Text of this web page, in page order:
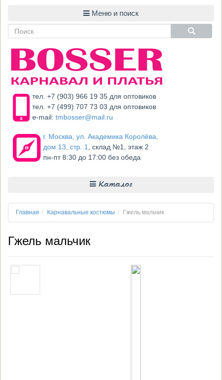
тел. +7 (903) 966 19 35 для оптовиков
тел. +7 (499) 707 73 03 для оптовиков
e-mail:tmbosser@mail.ru
г. Москва, ул. Академика Королёва,
дом 13, стр. 1
, склад №1, этаж 2
пн-пт 8:30 до 17:00 без обеда
Каталог
Главная Карнавальные костюмы Гжель мальчик
Гжель мальчик